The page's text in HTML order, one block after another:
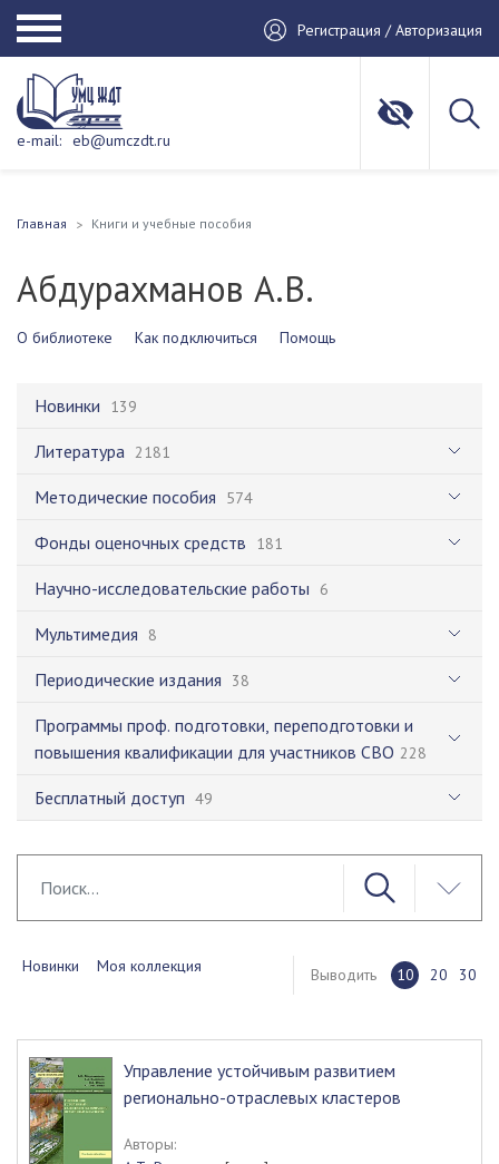
Регистрация / Авторизация
e-mail: eb@umczdt.ru
Главная Книги и учебные пособия
Абдурахманов А.В.
О библиотеке Как подключиться Помощь
Новинки 139
Литература 2181
Методические пособия 574
Фонды оценочных средств 181
Научно-исследовательские работы 6
Мультимедия 8
Периодические издания 38
Программы проф. подготовки, переподготовки и
повышения квалификации для участников СВО 228
Бесплатный доступ 49
Новинки Моя коллекция Выводить 10 20 30
Управление устойчивым развитием
регионально-отраслевых кластеров
Авторы: